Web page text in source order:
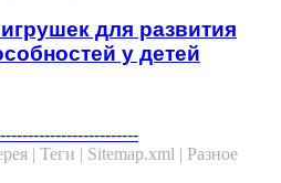
для развития
у детей
| Теги | Sitemap.xml | Разное